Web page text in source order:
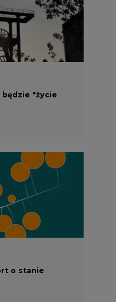
będzie "życie
o stanie